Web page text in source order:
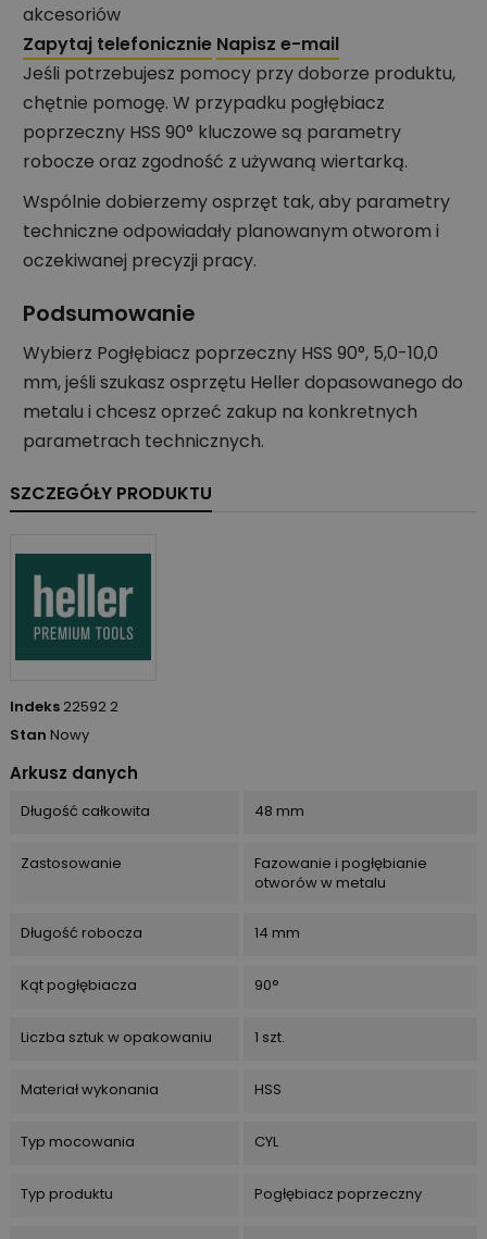
akcesoriów
Zapytaj telefonicznie Napisz e-mail
Jeśli potrzebujesz pomocy przy doborze produktu,
chętnie pomogę. W przypadku pogłębiacz
poprzeczny HSS 90° kluczowe są parametry
robocze oraz zgodność z używaną wiertarką.
Wspólnie dobierzemy osprzęt tak, aby parametry
techniczne odpowiadały planowanym otworom i
oczekiwanej precyzji pracy.
Podsumowanie
Wybierz Pogłębiacz poprzeczny HSS 90°, 5,0-10,0
mm, jeśli szukasz osprzętu Heller dopasowanego do
metalu i chcesz oprzeć zakup na konkretnych
parametrach technicznych.
SZCZEGÓŁY PRODUKTU
Indeks 22592 2
Stan Nowy
Arkusz danych
Długość całkowita 48 mm
Zastosowanie
Fazowanie i pogłębianie
otworów w metalu
Długość robocza 14 mm
Kąt pogłębiacza 90°
Liczba sztuk w opakowaniu 1 szt.
Materiał wykonania HSS
Typ mocowania CYL
Typ produktu Pogłębiacz poprzeczny